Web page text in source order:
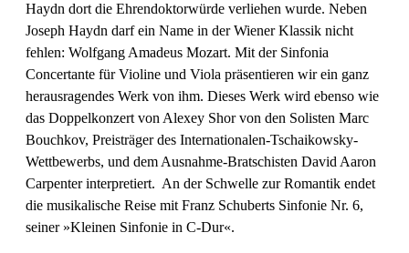
Haydn dort die Ehrendoktorwürde verliehen wurde. Neben
Joseph Haydn darf ein Name in der Wiener Klassik nicht
fehlen: Wolfgang Amadeus Mozart. Mit der Sinfonia
Concertante für Violine und Viola präsentieren wir ein ganz
herausragendes Werk von ihm. Dieses Werk wird ebenso wie
das Doppelkonzert von Alexey Shor von den Solisten Marc
Bouchkov, Preisträger des Internationalen-Tschaikowsky-
Wettbewerbs, und dem Ausnahme-Bratschisten David Aaron
Carpenter interpretiert. An der Schwelle zur Romantik endet
die musikalische Reise mit Franz Schuberts Sinfonie Nr. 6,
seiner »Kleinen Sinfonie in C-Dur«.